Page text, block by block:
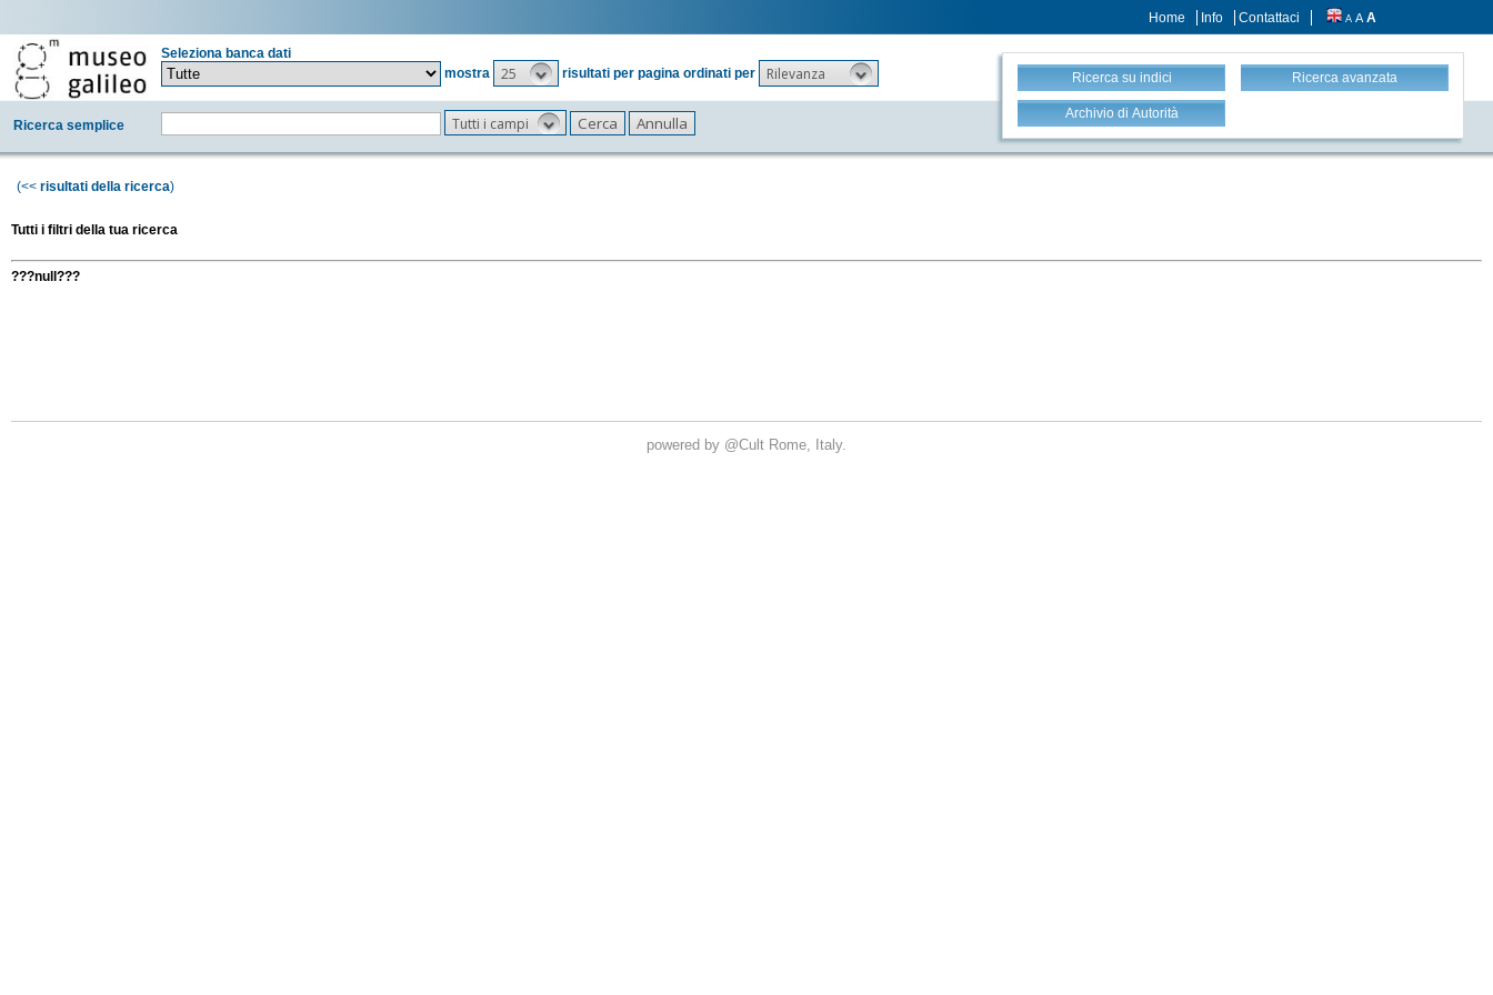
Home Info Contattaci A A A
Seleziona banca dati
mostra
25 risultati per pagina ordinati per Rilevanza
Ricerca semplice Tutti i campi
Ricerca su indici Ricerca avanzata
Archivio di Autorità
(<< risultati della ricerca)
Tutti i filtri della tua ricerca
???null???
powered by @Cult Rome, Italy.